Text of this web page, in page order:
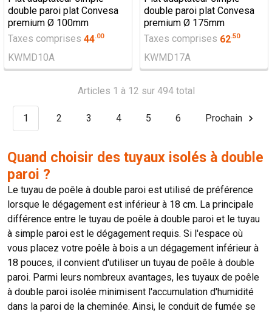
double paroi plat Convesa
premium Ø 100mm
Taxes comprises 44.00
KWMD10A
double paroi plat Convesa
premium Ø 175mm
Taxes comprises 62.50
KWMD17A
Articles 1 à 12 sur 494 total
1 2 3 4 5 6 Prochain
Quand choisir des tuyaux isolés à double
paroi ?
Le tuyau de poêle à double paroi est utilisé de préférence
lorsque le dégagement est inférieur à 18 cm. La principale
différence entre le tuyau de poêle à double paroi et le tuyau
à simple paroi est le dégagement requis. Si l'espace où
vous placez votre poêle à bois a un dégagement inférieur à
18 pouces, il convient d'utiliser un tuyau de poêle à double
paroi. Parmi leurs nombreux avantages, les tuyaux de poêle
à double paroi isolée minimisent l'accumulation d'humidité
dans la paroi de la cheminée. Ainsi, le conduit de fumée se